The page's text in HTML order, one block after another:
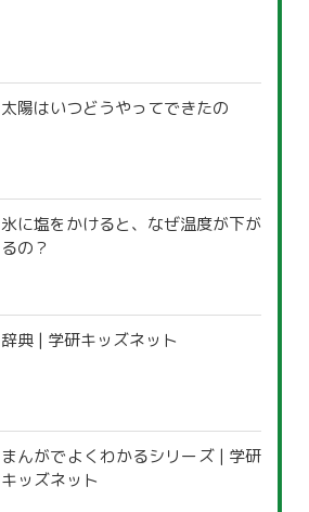
太陽はいつどうやってできたの
氷に塩をかけると、なぜ温度が下が
るの？
辞典 | 学研キッズネット
まんがでよくわかるシリーズ | 学研
キッズネット